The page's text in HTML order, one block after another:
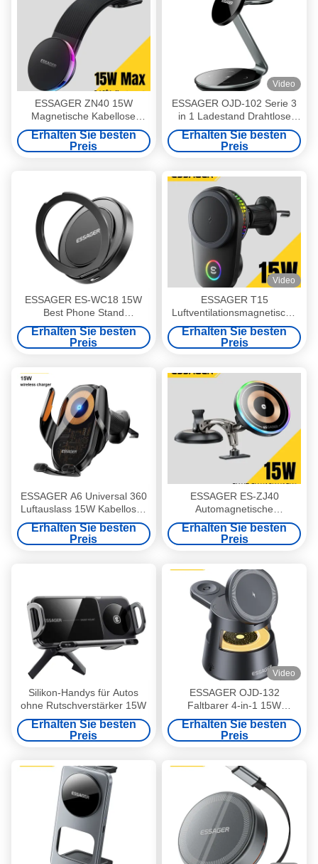
ESSAGER ZN40 15W
Magnetische Kabellose
Ladefunktion 360 Grad
Drehbare KFZ-
Telefonhalterung
Erhalten Sie besten
Preis
Video
ESSAGER OJD-102 Serie 3
in 1 Ladestand Drahtlose
Ladestelle USB C
Erhalten Sie besten
Preis
ESSAGER ES-WC18 15W
Best Phone Stand
Ladestation schnelles
drahtloses Ladegerät
Erhalten Sie besten
Preis
Video
ESSAGER T15
Luftventilationsmagnetische
15W drahtlose Ladegerät
Auto Mobiltelefonhalter
Erhalten Sie besten
Preis
ESSAGER A6 Universal 360
Luftauslass 15W Kabelloses
Ladegerät Auto-Telefonhalter
Erhalten Sie besten
Preis
ESSAGER ES-ZJ40
Automagnetische
Mobiltelefonhalter mit 15W
drahtlosem Ladegerät 360
Drehzahl
Erhalten Sie besten
Preis
Silikon-Handys für Autos
ohne Rutschverstärker 15W
Erhalten Sie besten
Preis
Video
ESSAGER OJD-132
Faltbarer 4-in-1 15W
Magnetischer Wireless-
Ladegerät-Ständer mit LED-
Licht für Uhr, Kopfhörer,
Erhalten Sie besten
Preis